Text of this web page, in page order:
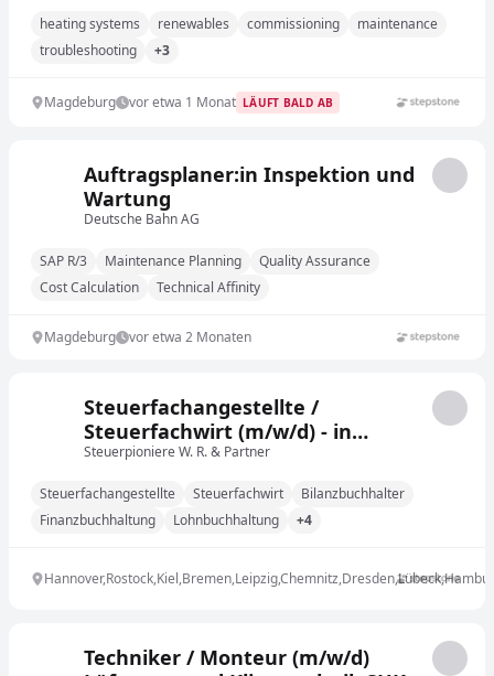
Werkskundendienst (m/w/d)
Magdeburg und Umgebung
heating systems renewables commissioning
maintenance
troubleshooting
+3
Magdeburg vor etwa 1 Monat LÄUFT BALD AB
Auftragsplaner:in Inspektion und
Wartung
Deutsche Bahn AG
SAP R/3 Maintenance Planning
Quality Assurance
Cost Calculation
Technical Affinity
Magdeburg vor etwa 2 Monaten
Steuerfachangestellte /
Steuerfachwirt (m/w/d) - in
moderner und digitaler Kanzlei
Steuerpioniere W. R. & Partner
Steuerfachangestellte Steuerfachwirt
Bilanzbuchhalter
Finanzbuchhaltung
Lohnbuchhaltung +4
Techniker / Monteur (m/w/d)